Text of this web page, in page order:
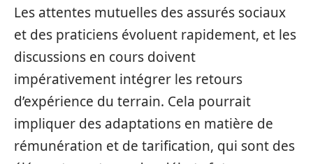
Les attentes mutuelles des assurés sociaux
et des praticiens évoluent rapidement, et les
discussions en cours doivent
impérativement intégrer les retours
d’expérience du terrain. Cela pourrait
impliquer des adaptations en matière de
rémunération et de tarification, qui sont des